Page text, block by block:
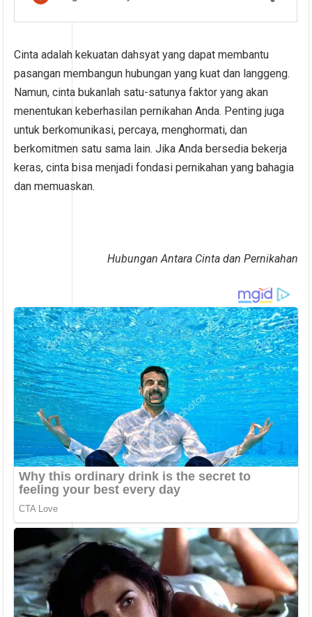
Cinta adalah kekuatan dahsyat yang dapat membantu
pasangan membangun hubungan yang kuat dan langgeng.
Namun, cinta bukanlah satu-satunya faktor yang akan
menentukan keberhasilan pernikahan Anda. Penting juga
untuk berkomunikasi, percaya, menghormati, dan
berkomitmen satu sama lain. Jika Anda bersedia bekerja
keras, cinta bisa menjadi fondasi pernikahan yang bahagia
dan memuaskan.
Hubungan Antara Cinta dan Pernikahan